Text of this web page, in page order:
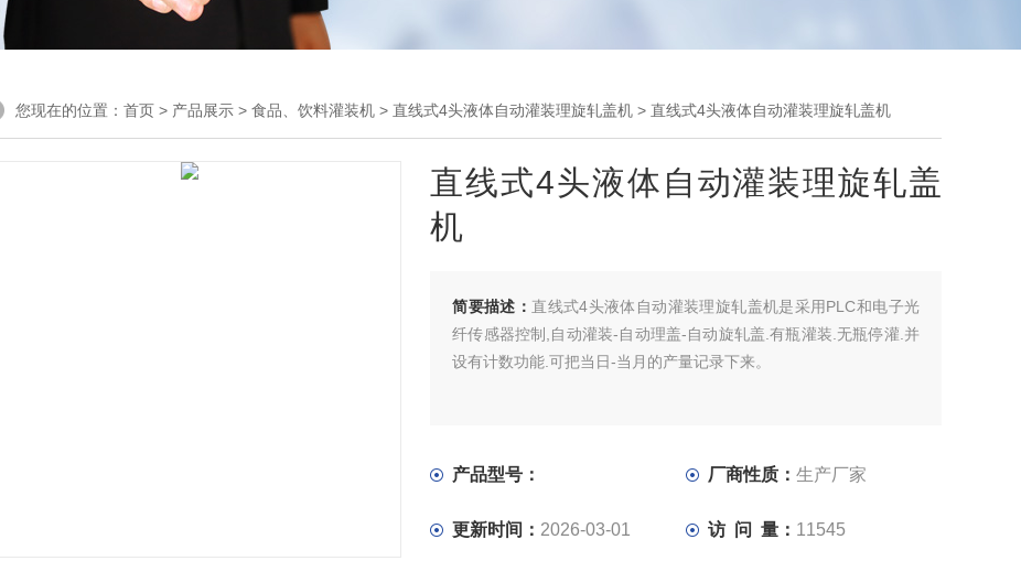
您现在的位置： 首页 > 产品展示 > 食品、饮料灌装机 > 直线式4头液体自动灌装理旋轧盖机 > 直线式4头液体自动灌装理旋轧盖机
直线式4头液体自动灌装理旋轧盖
机
简要描述： 直线式4头液体自动灌装理旋轧盖机是采用PLC和电子光
纤传感器控制,自动灌装-自动理盖-自动旋轧盖.有瓶灌装.无瓶停灌.并
设有计数功能.可把当日-当月的产量记录下来。
产品型号： 厂商性质：生产厂家
更新时间： 2026-03-01 访 问 量： 11545